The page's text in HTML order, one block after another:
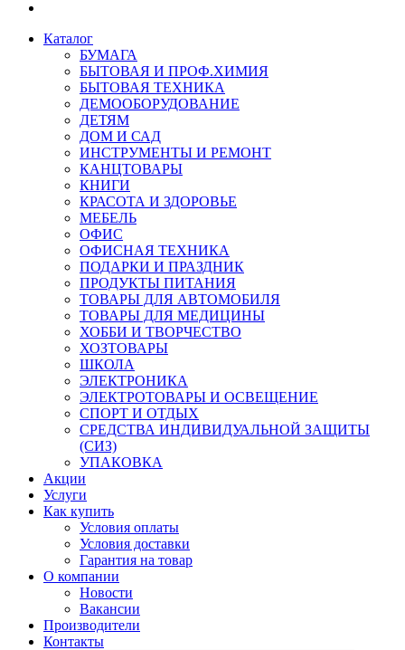
Каталог
БУМАГА
БЫТОВАЯ И ПРОФ.ХИМИЯ
БЫТОВАЯ ТЕХНИКА
ДЕМООБОРУДОВАНИЕ
ДЕТЯМ
ДОМ И САД
ИНСТРУМЕНТЫ И РЕМОНТ
КАНЦТОВАРЫ
КНИГИ
КРАСОТА И ЗДОРОВЬЕ
МЕБЕЛЬ
ОФИС
ОФИСНАЯ ТЕХНИКА
ПОДАРКИ И ПРАЗДНИК
ПРОДУКТЫ ПИТАНИЯ
ТОВАРЫ ДЛЯ АВТОМОБИЛЯ
ТОВАРЫ ДЛЯ МЕДИЦИНЫ
ХОББИ И ТВОРЧЕСТВО
ХОЗТОВАРЫ
ШКОЛА
ЭЛЕКТРОНИКА
ЭЛЕКТРОТОВАРЫ И ОСВЕЩЕНИЕ
СПОРТ И ОТДЫХ
СРЕДСТВА ИНДИВИДУАЛЬНОЙ ЗАЩИТЫ
(СИЗ)
УПАКОВКА
Акции
Услуги
Как купить
Условия оплаты
Условия доставки
Гарантия на товар
О компании
Новости
Вакансии
Производители
Контакты